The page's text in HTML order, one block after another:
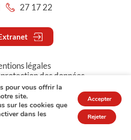
27 17 22
légales
des données
2026 - COPAS
pour vous offrir la
site.
sur les cookies que
dans les
Accepter
Rejeter